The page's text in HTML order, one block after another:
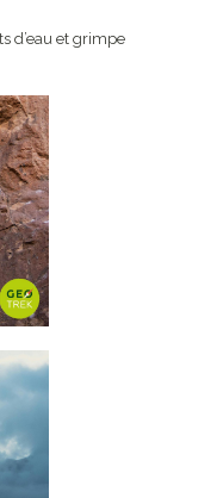
d’eau et grimpe